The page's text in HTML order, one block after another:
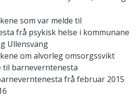
som var melde til
frå psykisk helse i kommunane
Ullensvang
om alvorleg omsorgssvikt
til barneverntenesta
frå februar 2015